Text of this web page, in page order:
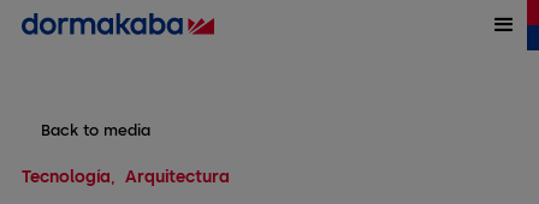
Back to media
Tecnología Arquitectura